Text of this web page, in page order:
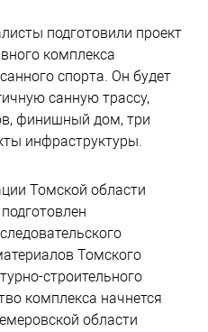
подготовили проект
комплекса
спорта. Он будет
санную трассу,
финишный дом, три
инфраструктуры.
Томской области
Томского
строительного
комплекса начнется
области